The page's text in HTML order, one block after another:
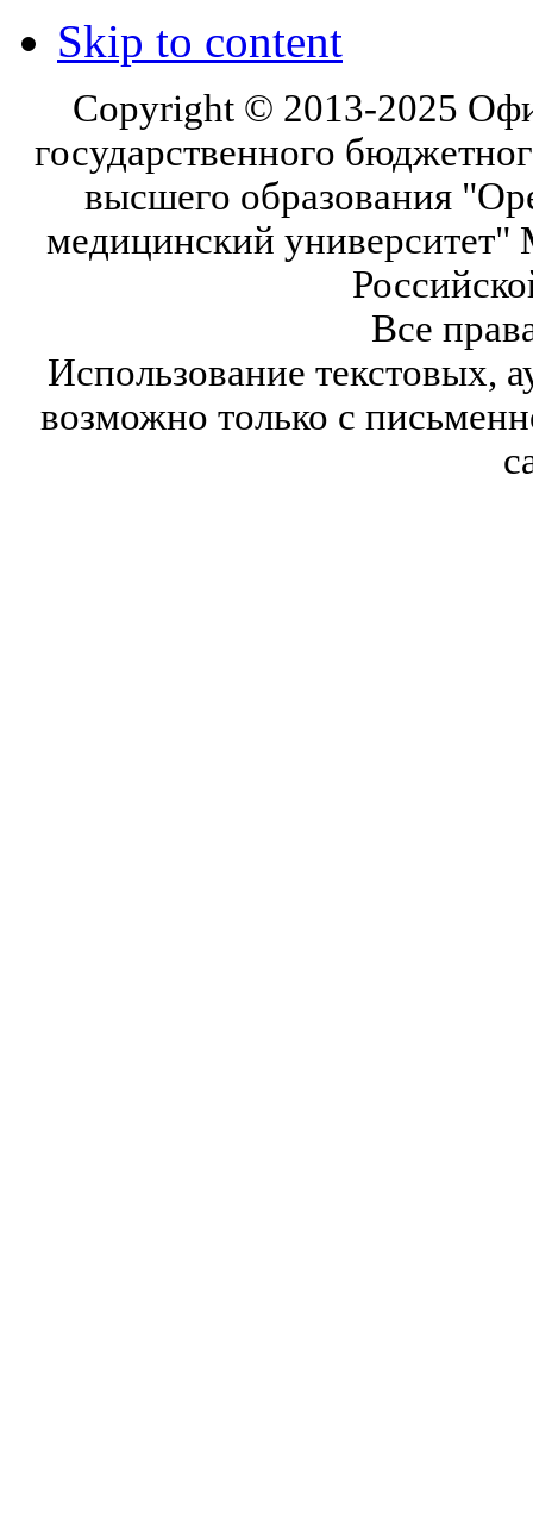
Skip to content
Copyright © 2013-2025
государственного
высшего образования
медицинский университет"
Все
Использование текстовых,
возможно только с